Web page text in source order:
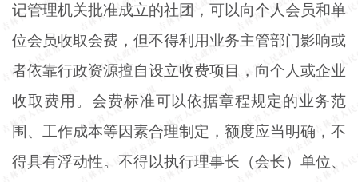
记管理机关批准成立的社团，可以向个人会员和单
位会员收取会费，但不得利用业务主管部门影响或
者依靠行政资源擅自设立收费项目，向个人或企业
收取费用。会费标准可以依据章程规定的业务范
围、工作成本等因素合理制定，额度应当明确，不
得具有浮动性。不得以执行理事长（会长）单位、